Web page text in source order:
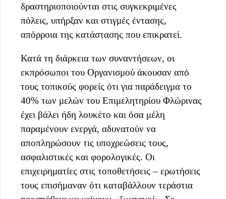
δραστηριοποιούνται στις συγκεκριμένες
πόλεις, υπήρξαν και στιγμές έντασης,
απόρροια της κατάστασης που επικρατεί.
Κατά τη διάρκεια των συναντήσεων, οι
εκπρόσωποι του Οργανισμού άκουσαν από
τους τοπικούς φορείς ότι για παράδειγμα το
40% των μελών του Επιμελητηρίου Φλώρινας
έχει βάλει ήδη λουκέτο και όσα μέλη
παραμένουν ενεργά, αδυνατούν να
αποπληρώσουν τις υποχρεώσεις τους,
ασφαλιστικές και φορολογικές. Οι
επιχειρηματίες στις τοποθετήσεις – ερωτήσεις
τους επισήμαναν ότι καταβάλλουν τεράστια